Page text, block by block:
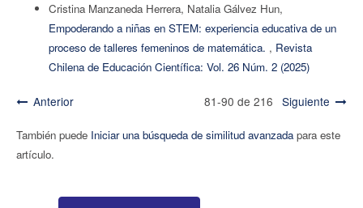
Cristina Manzaneda Herrera, Natalia Gálvez Hun,
Empoderando a niñas en STEM: experiencia educativa de un
proceso de talleres femeninos de matemática. , Revista
Chilena de Educación Científica: Vol. 26 Núm. 2 (2025)
Anterior 81-90 de 216 Siguiente
También puede Iniciar una búsqueda de similitud avanzadapara este
artículo.